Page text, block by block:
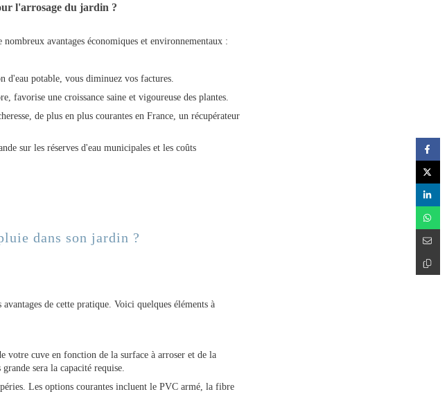
l'arrosage du jardin ?
avantages économiques et environnementaux :
d'eau potable, vous diminuez vos factures.
favorise une croissance saine et vigoureuse des plantes.
de plus en plus courantes en France, un récupérateur
sur les réserves d'eau municipales et les coûts
dans son jardin ?
de cette pratique. Voici quelques éléments à
votre cuve en fonction de la surface à arroser et de la
sera la capacité requise.
Les options courantes incluent le PVC armé, la fibre